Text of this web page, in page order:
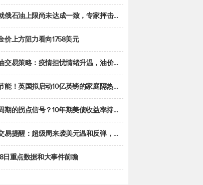
石油上限尚未达成一致，专家抨击限价是无用功
价上方阻力看向1758美元
易策略：疫情担忧情绪升温，油价跌创年内新低
！英国拟启动10亿英镑的家庭隔热工程 减少能源消耗
拐点信号？10年期美债收益率持续低于联邦基金利率目标区间
提醒：超级周来袭美元温和反弹，警惕筑底可能性
日重点数据和大事件前瞻